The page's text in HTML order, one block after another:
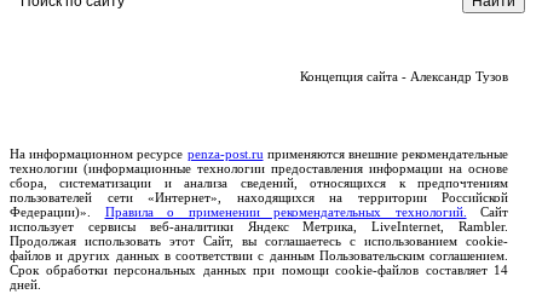
Концепция сайта - Александр Тузов
На информационном ресурсе penza-post.ru применяются внешние рекомендательные
технологии (информационные технологии предоставления информации на основе
сбора, систематизации и анализа сведений, относящихся к предпочтениям
пользователей сети «Интернет», находящихся на территории Российской
Федерации)». Правила о применении рекомендательных технологий.
Сайт
использует сервисы веб-аналитики Яндекс Метрика, LiveInternet, Rambler.
Продолжая использовать этот Сайт, вы соглашаетесь с использованием cookie-
файлов и других данных в соответствии с данным Пользовательским соглашением.
Срок обработки персональных данных при помощи cookie-файлов составляет 14
дней.